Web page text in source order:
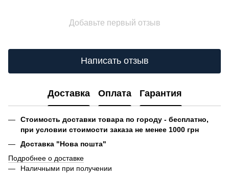
Добавьте первый отзыв
Написать отзыв
Доставка Оплата Гарантия
Стоимость доставки товара по городу - бесплатно,
при условии стоимости заказа не менее 1000 грн
Доставка "Нова пошта"
Подробнее о доставке
Наличными при получении